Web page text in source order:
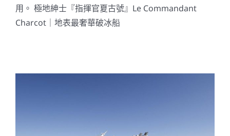
用。 極地紳士『指揮官夏古號』Le Commandant
Charcot｜地表最奢華破冰船